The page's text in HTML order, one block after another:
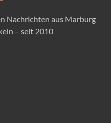
Nachrichten aus Marburg
– seit 2010